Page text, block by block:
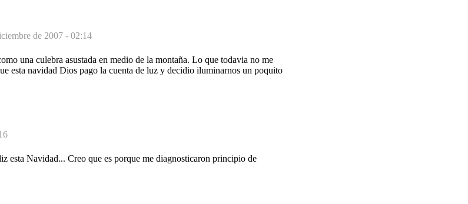
de 2007 - 02:14
una culebra asustada en medio de la montaña. Lo que todavia no me
esta navidad Dios pago la cuenta de luz y decidio iluminarnos un poquito
esta Navidad... Creo que es porque me diagnosticaron principio de